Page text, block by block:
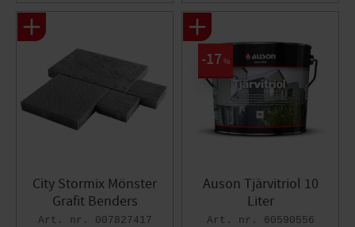
City Stormix Mönster
Grafit Benders
007827417
Auson Tjärvitriol 10
Liter
60590556
17 %